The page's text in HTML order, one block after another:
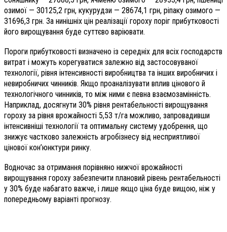
озимої — 30125,2 грн, кукурудзи — 28674,1 грн, ріпаку озимого —
31696,3 грн. За нинішніх цін реалізації гороху поріг прибутковості
його вирощування буде суттєво варіювати.
Пороги прибутковості визначено із середніх для всіх господарств
витрат і можуть корегуватися залежно від застосовуваної
технології, рівня інтенсивності виробництва та інших виробничих і
невиробничих чинників. Якщо проаналізувати вплив цінового й
технологічного чинників, то між ними є певна взаємозамінність.
Наприклад, досягнути 30% рівня рентабельності вирощування
гороху за рівня врожайності 5,53 т/га можливо, запровадивши
інтенсивніші технології та оптимальну систему удобрення, що
знижує частково залежність агробізнесу від несприятливої
цінової кон’юнктури ринку.
Водночас за отримання порівняно нижчої врожайності
вирощування гороху забезпечити плановий рівень рентабельності
у 30% буде набагато важче, і лише якщо ціна буде вищою, ніж у
попередньому варіанті прогнозу.